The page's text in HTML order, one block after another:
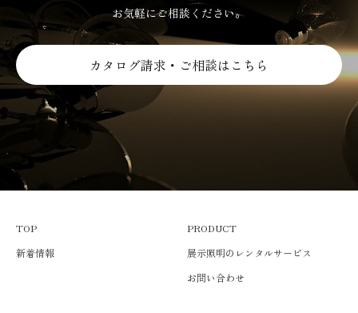
お気軽にご相談ください。
カタログ請求・ご相談はこちら
TOP
新着情報
PRODUCT
展示照明のレンタルサービス
お問い合わせ